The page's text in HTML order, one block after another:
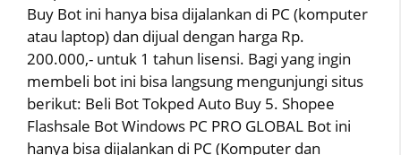
Buy Bot ini hanya bisa dijalankan di PC (komputer
atau laptop) dan dijual dengan harga Rp.
200.000,- untuk 1 tahun lisensi. Bagi yang ingin
membeli bot ini bisa langsung mengunjungi situs
berikut: Beli Bot Tokped Auto Buy 5. Shopee
Flashsale Bot Windows PC PRO GLOBAL Bot ini
hanya bisa dijalankan di PC (Komputer dan